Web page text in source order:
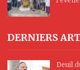
DERNIERS
Deuil